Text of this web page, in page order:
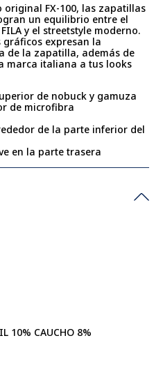
FX-100, las zapatillas
un equilibrio entre el
y el streetstyle moderno.
gráficos expresan la
de la zapatilla, además de
marca italiana a tus looks
de nobuck y gamuza
de microfibra
de la parte inferior del
en la parte trasera
10% CAUCHO 8%